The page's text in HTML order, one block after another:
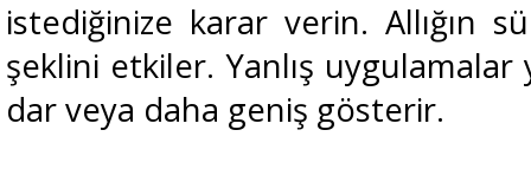
istediğinize karar verin. Allığın
şeklini etkiler. Yanlış
dar veya daha geniş gösterir.